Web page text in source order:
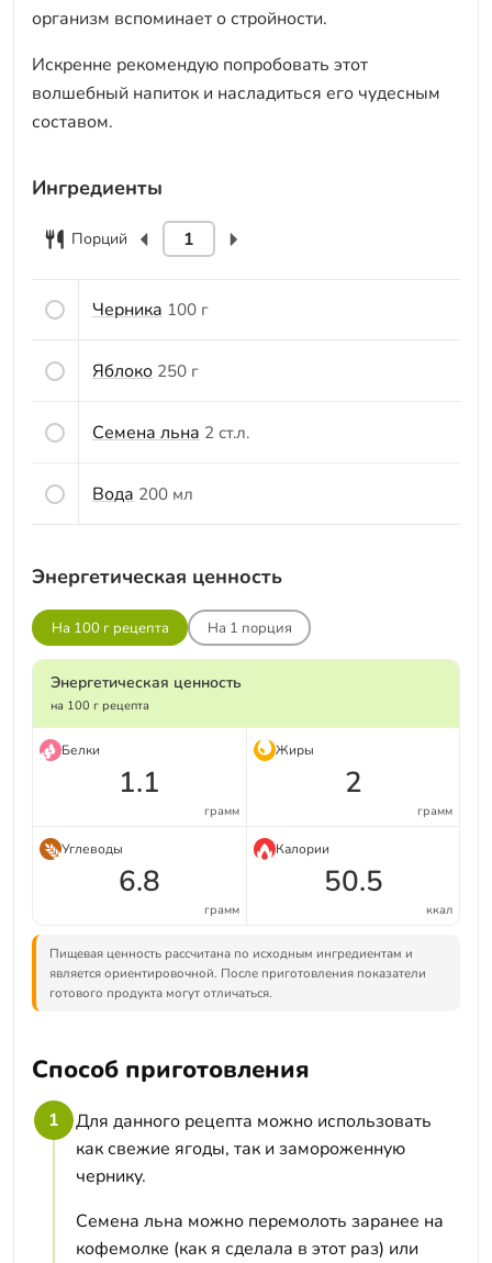
организм вспоминает о стройности.
Искренне рекомендую попробовать этот
волшебный напиток и насладиться его чудесным
составом.
Ингредиенты
Порций
Черника 100 г
Яблоко 250 г
Семена льна 2 ст.л.
Вода 200 мл
Энергетическая ценность
На 100 г рецепта На 1 порция
Энергетическая ценность
на 100 г рецепта
Белки
1.1
грамм
Жиры
2
грамм
Углеводы
6.8
грамм
Калории
50.5
ккал
Пищевая ценность рассчитана по исходным ингредиентам и
является ориентировочной. После приготовления показатели
готового продукта могут отличаться.
Способ приготовления
1
Для данного рецепта можно использовать
как свежие ягоды, так и замороженную
чернику.
Семена льна можно перемолоть заранее на
кофемолке (как я сделала в этот раз) или